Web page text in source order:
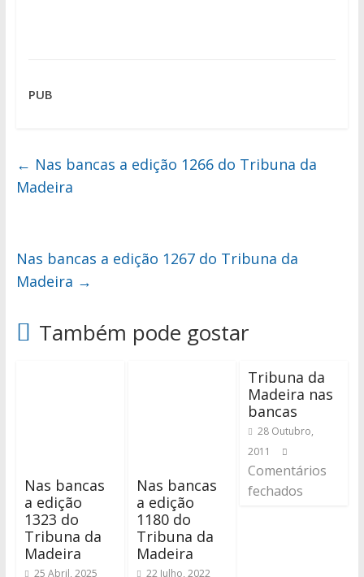
PUB
← Nas bancas a edição 1266 do Tribuna da
Madeira
Nas bancas a edição 1267 do Tribuna da
Madeira →
Também pode gostar
Nas bancas
a edição
1323 do
Tribuna da
Madeira
25 Abril, 2025
Nas bancas
a edição
1180 do
Tribuna da
Madeira
22 Julho, 2022
Tribuna da
Madeira nas
bancas
28 Outubro,
2011
Comentários
fechados